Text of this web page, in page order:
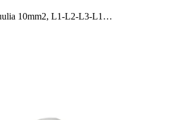
10mm2, L1-L2-L3-L1…